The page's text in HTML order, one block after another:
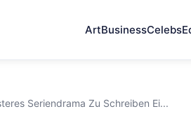
ArtBusinessCelebs
Seriendrama Zu Schreiben Ei...